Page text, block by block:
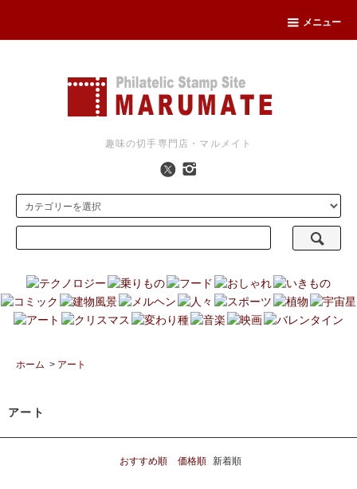
メニュー
趣味の切手専門店・マルメイト
ホーム > アート
アート
おすすめ順 価格順 新着順